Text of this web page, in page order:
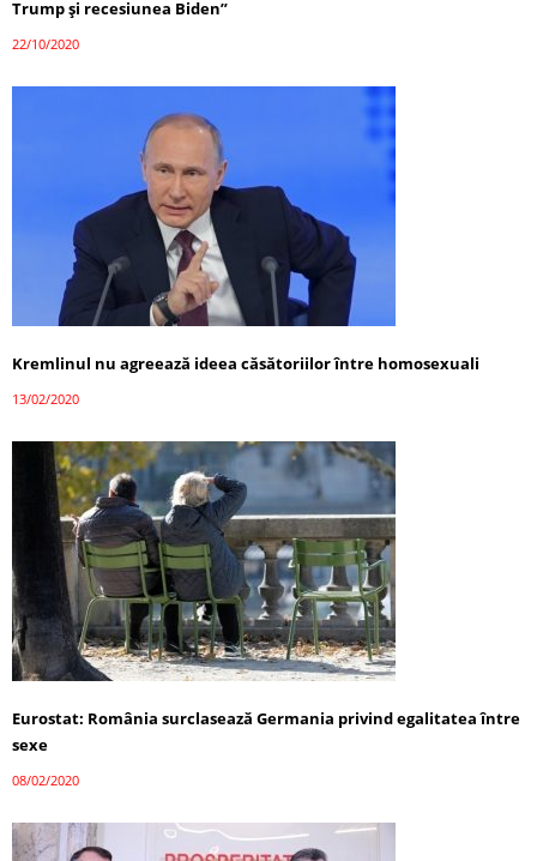
Trump și recesiunea Biden”
22/10/2020
Kremlinul nu agreează ideea căsătoriilor între homosexuali
13/02/2020
Eurostat: România surclasează Germania privind egalitatea între
sexe
08/02/2020